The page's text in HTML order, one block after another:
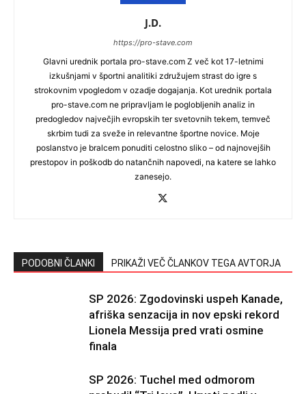
J.D.
https://pro-stave.com
Glavni urednik portala pro-stave.com Z več kot 17-letnimi
izkušnjami v športni analitiki združujem strast do igre s
strokovnim vpogledom v ozadje dogajanja. Kot urednik portala
pro-stave.com ne pripravljam le poglobljenih analiz in
predogledov največjih evropskih ter svetovnih tekem, temveč
skrbim tudi za sveže in relevantne športne novice. Moje
poslanstvo je bralcem ponuditi celostno sliko – od najnovejših
prestopov in poškodb do natančnih napovedi, na katere se lahko
zanesejo.
PODOBNI ČLANKI PRIKAŽI VEČ ČLANKOV TEGA AVTORJA
SP 2026: Zgodovinski uspeh Kanade,
afriška senzacija in nov epski rekord
Lionela Messija pred vrati osmine
finala
SP 2026: Tuchel med odmorom